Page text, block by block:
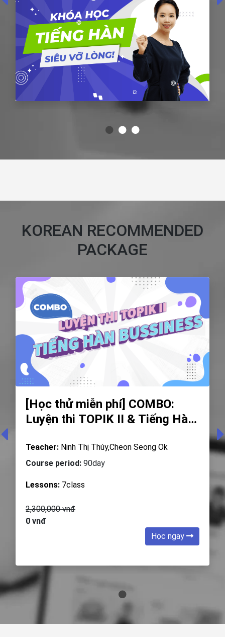
KOREAN RECOMMENDED
PACKAGE
[Học thử miễn phí] COMBO:
Luyện thi TOPIK II & Tiếng Hàn
Teacher: Ninh Thị Thúy,Cheon Seong Ok
Course period: 90day
Lessons: 7class
2,300,000 vnđ
0 vnđ
Học ngay